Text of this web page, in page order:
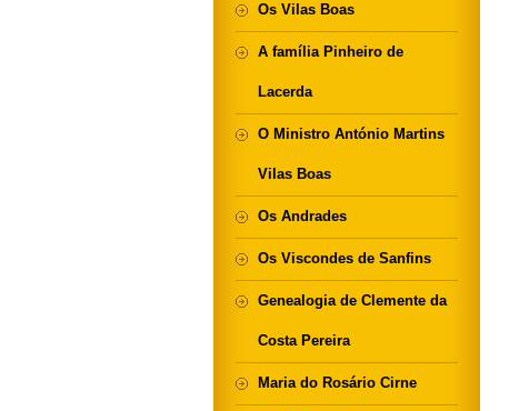
Os Vilas Boas
A família Pinheiro de
Lacerda
O Ministro António Martins
Vilas Boas
Os Andrades
Os Viscondes de Sanfins
Genealogia de Clemente da
Costa Pereira
Maria do Rosário Cirne